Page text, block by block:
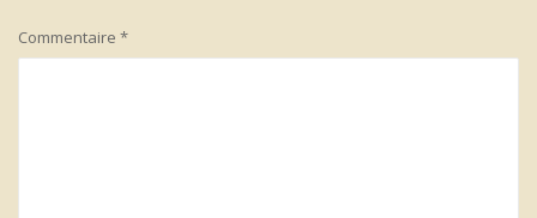
Commentaire *